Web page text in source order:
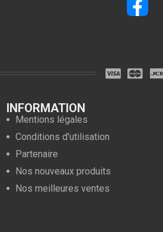
INFORMATION
Mentions légales
Conditions d'utilisation
Partenaire
Nos nouveaux produits
Nos meilleures ventes